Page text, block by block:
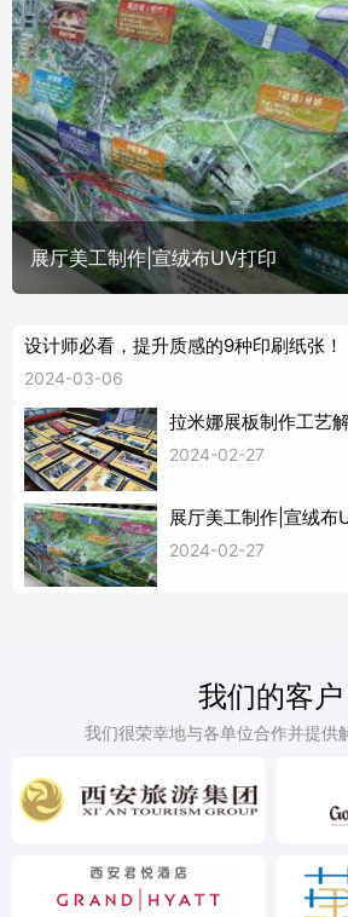
展厅美工制作|宣绒布UV打印
设计师必看，提升质感的9种印刷纸张！
2024-03-06
拉米娜展板制作工艺
2024-02-27
展厅美工制作|宣绒布
2024-02-27
我们的客户
我们很荣幸地与各单位合作并提供